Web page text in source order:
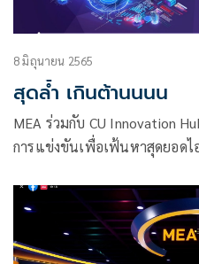
8 มิถุนายน 2565
สุดล้ำ เกินต้านนนน
MEA ร่วมกับ CU Innovation
การแข่งขันเพื่อเฟ้นหาสุดยอดไ